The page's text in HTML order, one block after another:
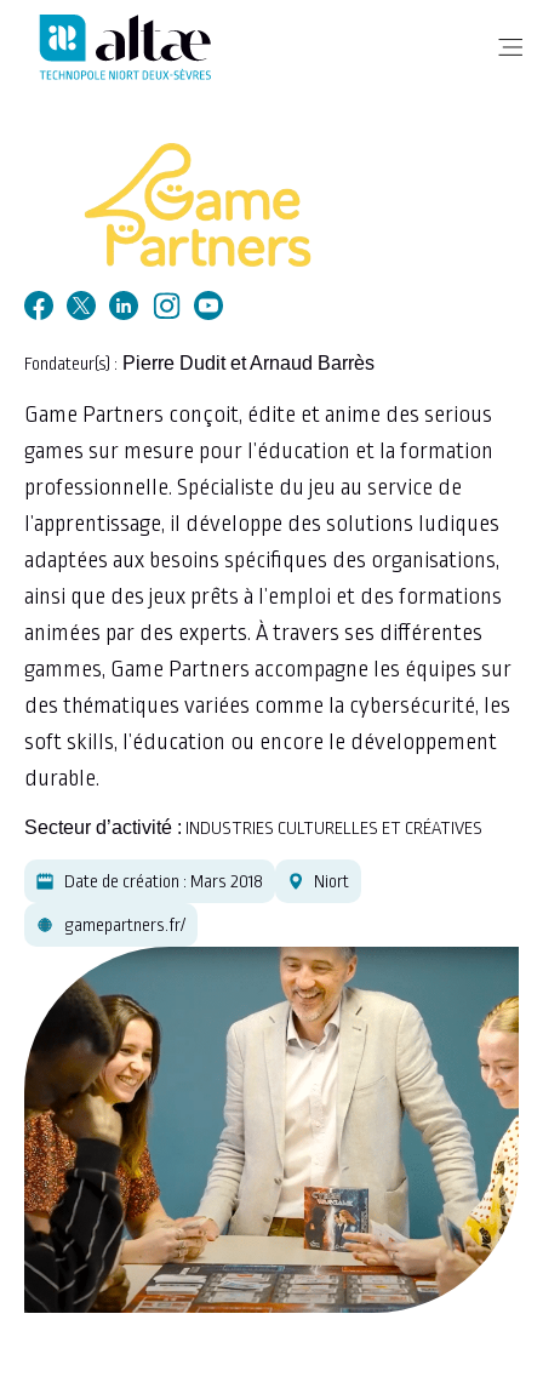
Fondateur(s) : Pierre Dudit et Arnaud Barrès
Game Partners conçoit, édite et anime des serious
games sur mesure pour l’éducation et la formation
professionnelle. Spécialiste du jeu au service de
l’apprentissage, il développe des solutions ludiques
adaptées aux besoins spécifiques des organisations,
ainsi que des jeux prêts à l’emploi et des formations
animées par des experts. À travers ses différentes
gammes, Game Partners accompagne les équipes sur
des thématiques variées comme la cybersécurité, les
soft skills, l’éducation ou encore le développement
durable.
Secteur d’activité : INDUSTRIES CULTURELLES ET CRÉATIVES
Date de création : Mars 2018 Niort
gamepartners.fr/